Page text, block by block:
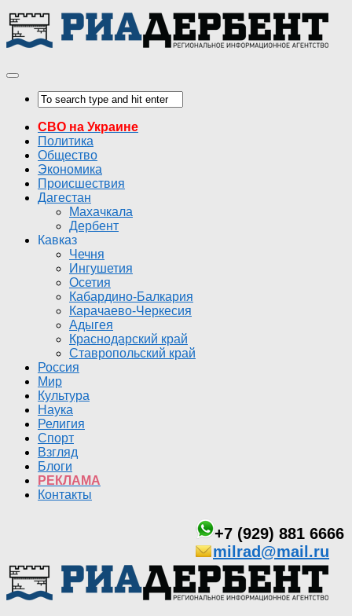
СВО на Украине
Политика
Общество
Экономика
Происшествия
Дагестан
Махачкала
Дербент
Кавказ
Чечня
Ингушетия
Осетия
Кабардино-Балкария
Карачаево-Черкесия
Адыгея
Краснодарский край
Ставропольский край
Россия
Мир
Культура
Наука
Религия
Спорт
Взгляд
Блоги
РЕКЛАМА
Контакты
+7 (929) 881 6666
milrad@mail.ru